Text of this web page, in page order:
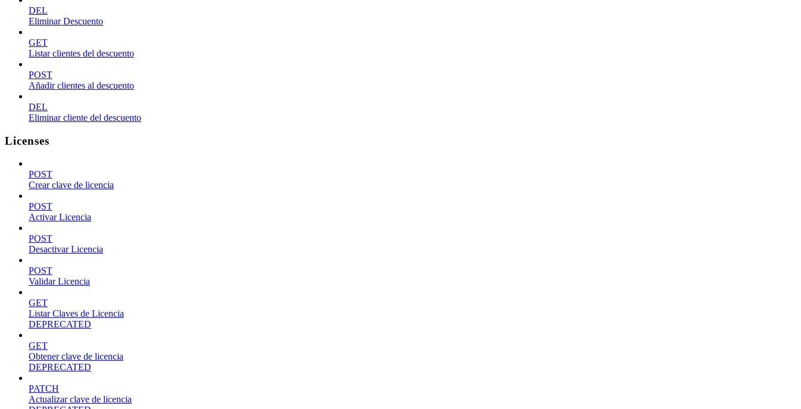
DEL
Eliminar Descuento
GET
Listar clientes del descuento
POST
Añadir clientes al descuento
DEL
Eliminar cliente del descuento
Licenses
POST
Crear clave de licencia
POST
Activar Licencia
POST
Desactivar Licencia
POST
Validar Licencia
GET
Listar Claves de Licencia
DEPRECATED
GET
Obtener clave de licencia
DEPRECATED
PATCH
Actualizar clave de licencia